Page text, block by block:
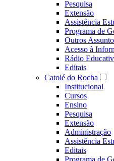
Pesquisa
Extensão
Assistência
Programa de
Outros
Acesso à
Rádio
Editais
Catolé do Rocha
Institucional
Cursos
Ensino
Pesquisa
Extensão
Administração
Assistência
Editais
Programa de